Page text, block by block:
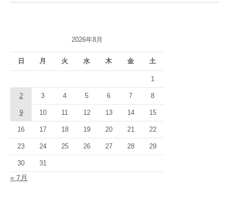
2026年8月
日 月 火 水 木 金 土
1
2 3 4 5 6 7 8
9 10 11 12 13 14 15
16 17 18 19 20 21 22
23 24 25 26 27 28 29
30 31
« 7月